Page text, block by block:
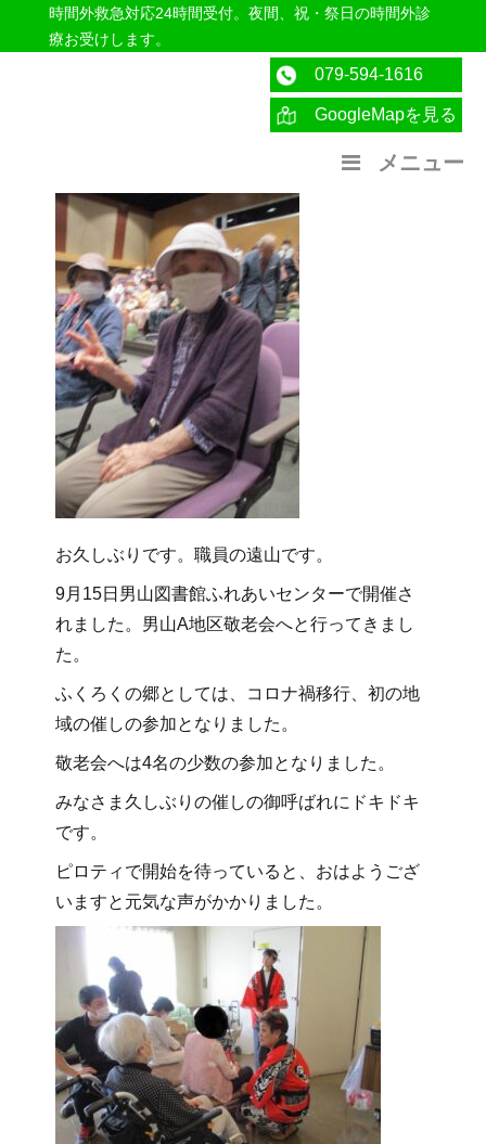
時間外救急対応24時間受付。夜間、祝・祭日の時間外診
療お受けします。
医療法人社団紀洋会 公式サイト
079-594-1616
GoogleMapを見る
メニュー
お久しぶりです。職員の遠山です。
9月15日男山図書館ふれあいセンターで開催さ
れました。男山A地区敬老会へと行ってきまし
た。
ふくろくの郷としては、コロナ禍移行、初の地
域の催しの参加となりました。
敬老会へは4名の少数の参加となりました。
みなさま久しぶりの催しの御呼ばれにドキドキ
です。
ピロティで開始を待っていると、おはようござ
いますと元気な声がかかりました。